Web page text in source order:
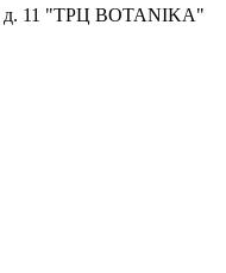
д. 11 "ТРЦ BOTANIKA"